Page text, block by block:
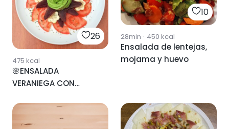
26
475 kcal
🌸ENSALADA
VERANIEGA CON
10
28min · 450 kcal
Ensalada de lentejas,
mojama y huevo